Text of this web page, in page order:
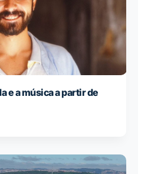
e a música a partir de